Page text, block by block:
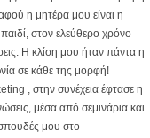
η μητέρα μου είναι η
στον ελεύθερο χρόνο
Η κλίση μου ήταν πάντα η
σε κάθε της μορφή!
, στην συνέχεια έφτασε η
μέσα από σεμινάρια και
μου στο